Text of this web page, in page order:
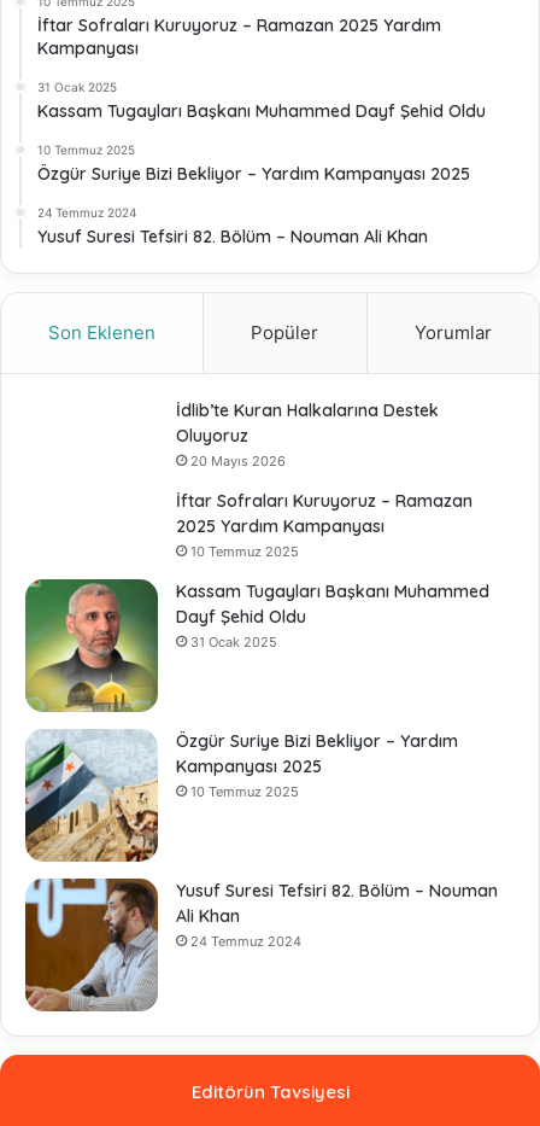
İftar Sofraları Kuruyoruz – Ramazan 2025 Yardım
Kampanyası
31 Ocak 2025
Kassam Tugayları Başkanı Muhammed Dayf Şehid Oldu
10 Temmuz 2025
Özgür Suriye Bizi Bekliyor – Yardım Kampanyası 2025
24 Temmuz 2024
Yusuf Suresi Tefsiri 82. Bölüm – Nouman Ali Khan
Son Eklenen Popüler Yorumlar
İdlib’te Kuran Halkalarına Destek
Oluyoruz
20 Mayıs 2026
İftar Sofraları Kuruyoruz – Ramazan
2025 Yardım Kampanyası
10 Temmuz 2025
Kassam Tugayları Başkanı Muhammed
Dayf Şehid Oldu
31 Ocak 2025
Özgür Suriye Bizi Bekliyor – Yardım
Kampanyası 2025
10 Temmuz 2025
Yusuf Suresi Tefsiri 82. Bölüm – Nouman
Ali Khan
24 Temmuz 2024
Editörün Tavsiyesi